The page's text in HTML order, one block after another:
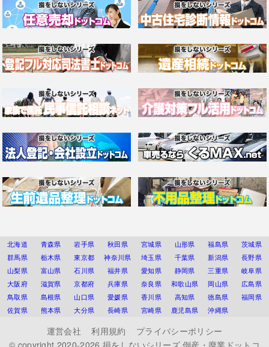
北海道 青森県 岩手県 秋田県 宮城県 山形県 福島県
茨城県
群馬県
栃木県 東京都 神奈川県 埼玉県 千葉県 新潟県
長野県
山梨県
富山県 石川県 福井県 愛知県 静岡県 三重県
岐阜県
大阪府
滋賀県 京都府 兵庫県 奈良県 和歌山県 岡山県
広島県
鳥取県
島根県 山口県 愛媛県 香川県 高知県 徳島県
福岡県
佐賀県
熊本県 大分県 長崎県 宮崎県 鹿児島県 沖縄県
運営会社 利用規約
プライバシーポリシー
© copyright 2020-2026 損をしないシリーズ 倒産・廃業ドットコ